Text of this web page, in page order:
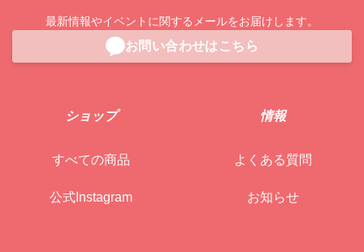
最新情報やイベントに関するメールをお届けします。
お問い合わせはこちら
ショップ
すべての商品
公式Instagram
情報
よくある質問
お知らせ